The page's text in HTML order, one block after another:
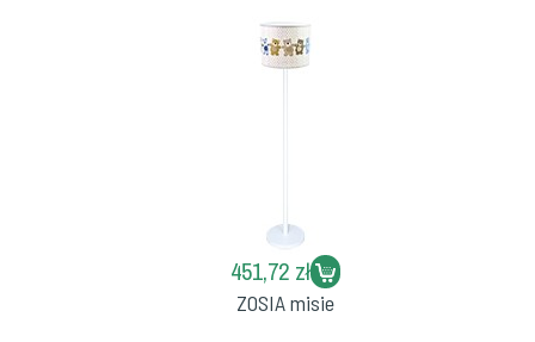
451,72 zł
ZOSIA misie